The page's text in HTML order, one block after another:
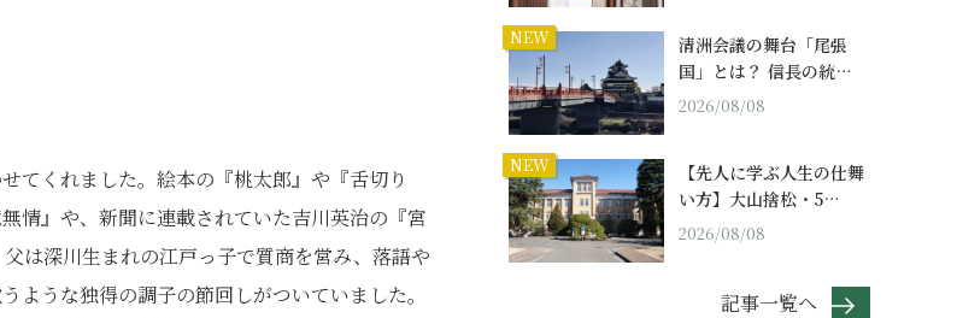
てくれました。絵本の『桃太郎』や『舌切り
情』や、新聞に連載されていた吉川英治の『宮
は深川生まれの江戸っ子で質商を営み、落語や
うな独得の調子の節回しがついていました。
NEW
清洲会議の舞台「尾張
国」とは？ 信長の統…
2026/08/08
NEW
【先人に学ぶ人生の仕舞
い方】大山捨松・5…
2026/08/08
記事一覧へ